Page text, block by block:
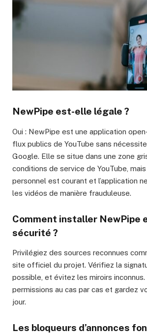
NewPipe est-elle légale ?
Oui : NewPipe est une application
flux publics de YouTube sans
Google. Elle se situe dans une zone
conditions de service de YouTube,
personnel est courant et l’application
les vidéos de manière frauduleuse.
Comment installer NewPipe
sécurité ?
Privilégiez des sources reconnues
site officiel du projet. Vérifiez la
possible, et évitez les miroirs
permissions au cas par cas et gardez
jour.
Les bloqueurs d’annonces